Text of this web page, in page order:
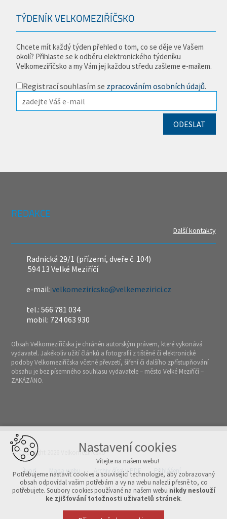
TÝDENÍK VELKOMEZIŘÍČSKO
Chcete mít každý týden přehled o tom, co se děje ve Vašem
okolí? Přihlaste se k odběru elektronického týdeníku
Velkomeziříčsko a my Vám jej každou středu zašleme e-mailem.
Registrací souhlasím se zpracováním osobních údajů.
REDAKCE
Další kontakty
Radnická 29/1 (přízemí, dveře č. 104)
594 13 Velké Meziříčí
e-mail:velkomeziricsko@velkemezirici.cz
tel.: 566 781 034
mobil: 724 063 930
Obsah Velkomeziříčska je chráněn autorským právem, které vykonává
vydavatel. Jakékoliv užití článků a fotografií z tištěné či elektronické
podoby Velkomeziříčska včetně převzetí, šíření či dalšího zpřístupňování
obsahu je bez písemného souhlasu vydavatele – město Velké Meziříčí –
ZAKÁZÁNO.
© Copyright 2026 Velkomeziříčsko
Úvod Mapa webu Archiv čísel v PDF Přihlášení
Vytvořeno v xart.cz
Nastavení cookies
Vítejte na našem webu!
Potřebujeme nastavit cookies a související technologie, aby zobrazovaný
obsah odpovídal vašim potřebám a vy na webu nalezli přesně to, co
potřebujete. Soubory cookies používané na našem webu nikdy neslouží
ke zjišťování totožnosti uživatelů stránek.